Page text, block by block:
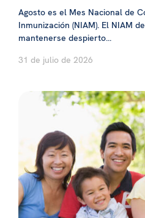
Agosto es el Mes Nacional de
Inmunización (NIAM). El NIAM
mantenerse despierto...
31 de julio de 2026